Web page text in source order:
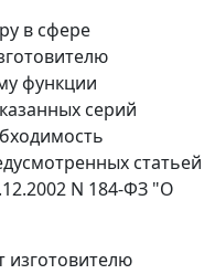
в сфере
функции
серий
статьей
N 184-ФЗ "О
изготовителю